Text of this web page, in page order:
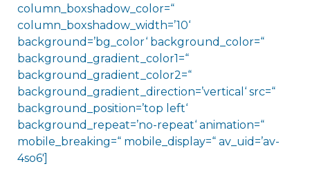
column_boxshadow_color=“
column_boxshadow_width=’10‘
background=’bg_color‘ background_color=“
background_gradient_color1=“
background_gradient_color2=“
background_gradient_direction=’vertical‘ src=“
background_position=’top left‘
background_repeat=’no-repeat‘ animation=“
mobile_breaking=“ mobile_display=“ av_uid=’av-
4so6′]